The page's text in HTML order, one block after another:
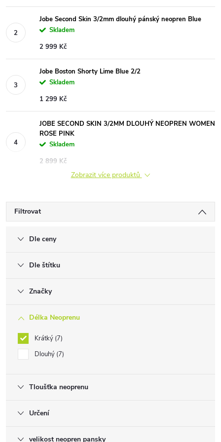
Jobe Second Skin 3/2mm dlouhý pánský neopren Blue
Skladem
2 999 Kč
Jobe Boston Shorty Lime Blue 2/2
Skladem
1 299 Kč
JOBE SECOND SKIN 3/2MM DLOUHÝ NEOPREN WOMEN
ROSE PINK
Skladem
2 899 Kč
Zobrazit více produktů
Filtrovat
Dle ceny
Dle štítku
Značky
Délka Neoprenu
Krátký 7
Dlouhý 7
Tloušťka neoprenu
Určení
velikost neopren pansky